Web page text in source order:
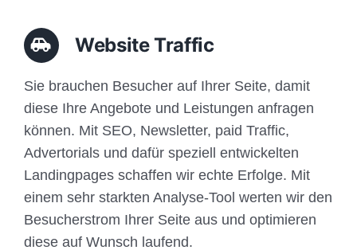
Website Traffic
Sie brauchen Besucher auf Ihrer Seite, damit
diese Ihre Angebote und Leistungen anfragen
können. Mit SEO, Newsletter, paid Traffic,
Advertorials und dafür speziell entwickelten
Landingpages schaffen wir echte Erfolge. Mit
einem sehr starkten Analyse-Tool werten wir den
Besucherstrom Ihrer Seite aus und optimieren
diese auf Wunsch laufend.